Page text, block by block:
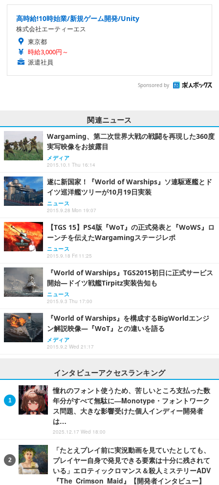
高時給!10時始業/新規ゲーム開発/Unity
株式会社エーティーエス
東京都
時給3,000円～
派遣社員
Sponsored by
関連ニュース
Wargaming、第二次世界大戦の戦闘を再現した360度
実写映像をお披露目
メディア
2015.10.1 Thu 16:14
遂に新国家！『World of Warships』ソ連駆逐艦とド
イツ巡洋艦ツリーが10月19日実装
ニュース
2015.9.28 Mon 19:07
【TGS 15】PS4版『WoT』の正式発表と『WoWS』ロ
ーンチを伝えたWargamingステージレポ
ニュース
2015.9.18 Fri 11:25
『World of Warships』TGS2015初日に正式サービス
開始―ドイツ戦艦Tirpitz実装告知も
ニュース
2015.9.3 Thu 17:00
『World of Warships』を構成するBigWorldエンジ
ン解説映像―『WoT』との違いを語る
メディア
2015.9.2 Wed 21:17
インタビューアクセスランキング
憧れのフォント使うため、苦しいところ支払った数
年分がすべて無駄に―Monotype・フォントワーク
ス問題、大きな影響受けた個人インディー開発者
は…
2025.12.17 Wed 18:00
「たとえプレイ前に実況動画を見ていたとしても、
プレイヤー自身で発見できる要素は十分に残されて
いる」エロティックロマンス＆殺人ミステリーADV
『The Crimson Maid』【開発者インタビュー】